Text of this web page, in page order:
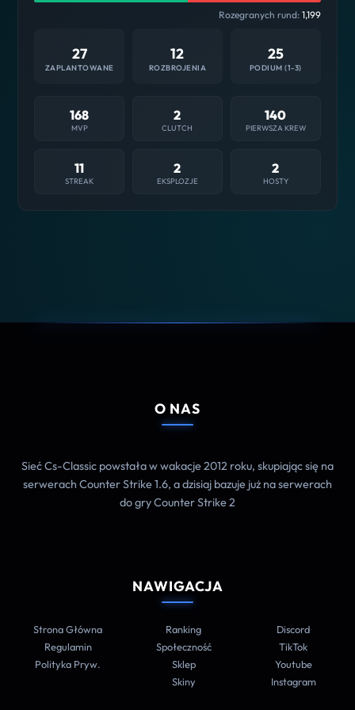
Rozegranych rund: 1,199
27
ZAPLANTOWANE
12
ROZBROJENIA
25
PODIUM (1-3)
168
MVP
2
CLUTCH
140
PIERWSZA KREW
11
STREAK
2
EKSPLOZJE
2
HOSTY
O NAS
Sieć Cs-Classic powstała w wakacje 2012 roku, skupiając się na
serwerach Counter Strike 1.6, a dzisiaj bazuje już na serwerach
do gry Counter Strike 2
NAWIGACJA
Strona Główna
Regulamin
Polityka Pryw.
Ranking
Społeczność
Sklep
Skiny
Discord
TikTok
Youtube
Instagram